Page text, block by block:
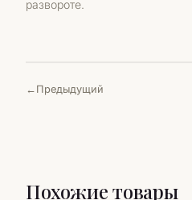
развороте.
Предыдущий
Похожие товары